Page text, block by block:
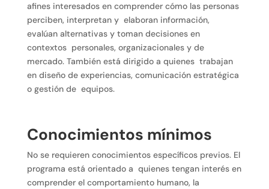
afines interesados en comprender cómo las personas
perciben, interpretan y elaboran información,
evalúan alternativas y toman decisiones en
contextos personales, organizacionales y de
mercado. También está dirigido a quienes trabajan
en diseño de experiencias, comunicación estratégica
o gestión de equipos.
Conocimientos mínimos
No se requieren conocimientos específicos previos. El
programa está orientado a quienes tengan interés en
comprender el comportamiento humano, la